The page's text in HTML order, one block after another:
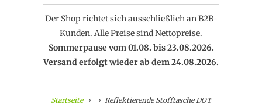
Der Shop richtet sich ausschließlich an B2B-
Kunden. Alle Preise sind Nettopreise.
Sommerpause vom 01.08. bis 23.08.2026.
Versand erfolgt wieder ab dem 24.08.2026.
Startseite Reflektierende Stofftasche DOT